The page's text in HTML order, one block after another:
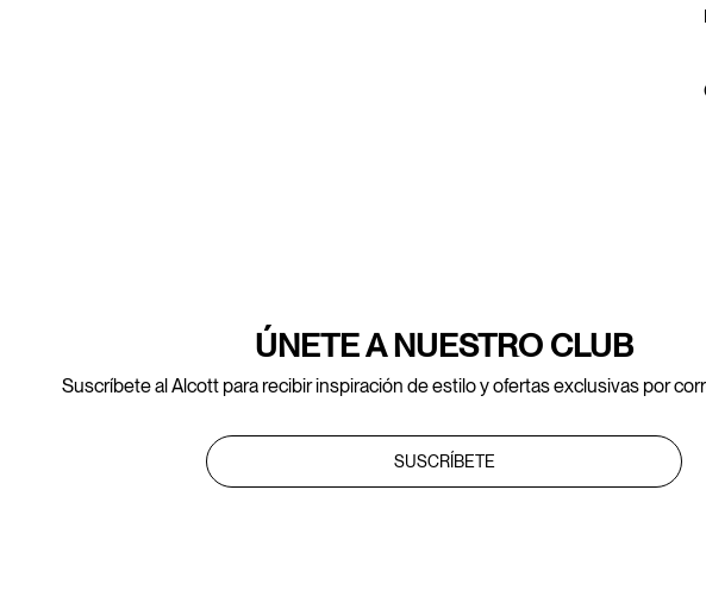
ÚNETE A NUESTRO CLUB
Suscríbete al Alcott para recibir inspiración de estilo y ofertas exclusivas por
SUSCRÍBETE